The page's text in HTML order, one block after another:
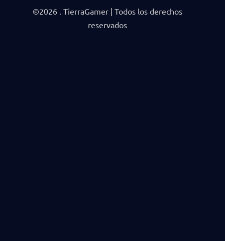
©2026 . TierraGamer | Todos los derechos
reservados